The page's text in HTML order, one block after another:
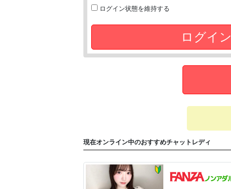
ログイン状態を維持する
ログイン
現在オンライン中のおすすめチャットレディ